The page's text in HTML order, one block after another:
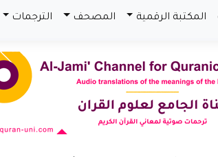
المكتبة الرقمية المصحف الترجمات